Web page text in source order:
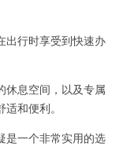
行时享受到快速办
息空间，以及专属
和便利。
一个非常实用的选